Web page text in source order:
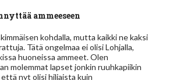
ammeeseen
kohdalla, mutta kaikki ne kaksi
Tätä ongelmaa ei olisi Lohjalla,
huoneissa ammeet. Olen
molemmat lapset jonkin ruuhkapiikin
että nyt olisi hiljaista kuin